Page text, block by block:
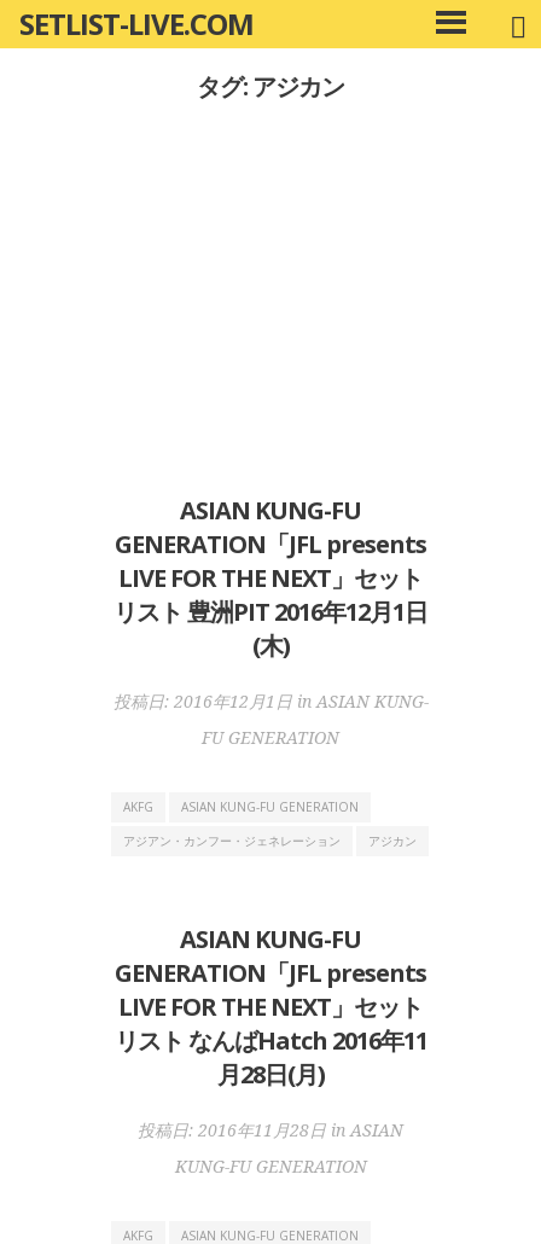
ン
SETLIST-LIVE.COM
メ
イ
タグ: アジカン
ASIAN KUNG-FU
GENERATION「JFL presents
LIVE FOR THE NEXT」セット
リスト 豊洲PIT 2016年12月1日
(木)
投稿日: 2016年12月1日in ASIAN KUNG-
FU GENERATION
AKFG
ASIAN KUNG-FU GENERATION
アジアン・カンフー・ジェネレーション
アジカン
ASIAN KUNG-FU
GENERATION「JFL presents
LIVE FOR THE NEXT」セット
リスト なんばHatch 2016年11
月28日(月)
投稿日: 2016年11月28日 inASIAN
KUNG-FU GENERATION
AKFG
ASIAN KUNG-FU GENERATION